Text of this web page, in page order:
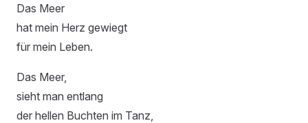
Das Meer
hat mein Herz gewiegt
für mein Leben.
Das Meer,
sieht man entlang
der hellen Buchten im Tanz,